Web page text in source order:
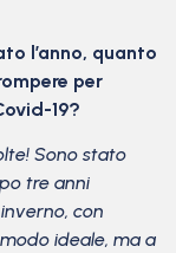
l’anno, quanto
per
19?
Sono stato
tre anni
con
ideale, ma a